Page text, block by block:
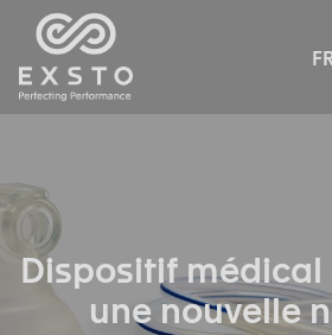
Dispositif médical
une nouvelle